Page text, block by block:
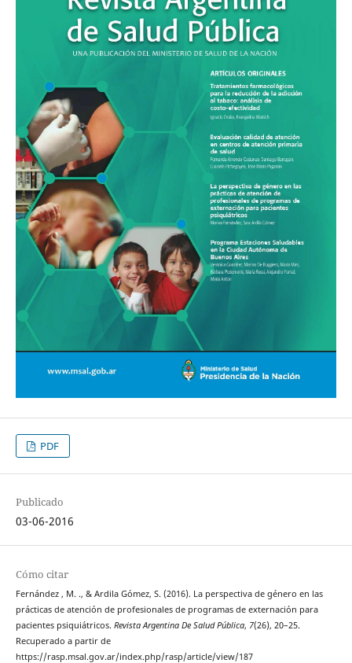
PDF
Publicado
03-06-2016
Cómo citar
Fernández , M. ., & Ardila Gómez, S. (2016). La perspectiva de género en las
prácticas de atención de profesionales de programas de externación para
pacientes psiquiátricos. Revista Argentina De Salud Pública, 7(26), 20–25.
Recuperado a partir de
https://rasp.msal.gov.ar/index.php/rasp/article/view/187